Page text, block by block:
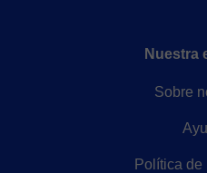
Nuestra
Sobre
Política de